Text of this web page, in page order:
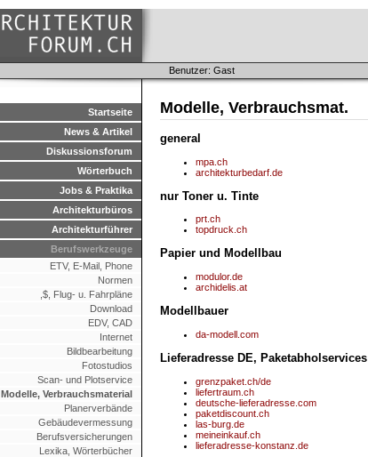
Benutzer: Gast
Startseite
News & Artikel
Diskussionsforum
Wörterbuch
Jobs & Praktika
Architekturbüros
Architekturführer
Berufswerkzeuge
ETV, E-Mail, Phone
Normen
,$, Flug- u. Fahrpläne
Download
EDV, CAD
Internet
Bildbearbeitung
Fotostudios
Scan- und Plotservice
Modelle, Verbrauchsmaterial
Planerverbände
Gebäudevermessung
Berufsversicherungen
Lexika, Wörterbücher
Modelle, Verbrauchsmat.
general
mpa.ch
architekturbedarf.de
nur Toner u. Tinte
prt.ch
topdruck.ch
Papier und Modellbau
modulor.de
archidelis.at
Modellbauer
da-modell.com
Lieferadresse DE, Paketabholservices
grenzpaket.ch/de
liefertraum.ch
deutsche-lieferadresse.com
paketdiscount.ch
las-burg.de
meineinkauf.ch
lieferadresse-konstanz.de